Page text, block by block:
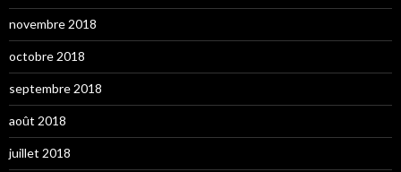
novembre 2018
octobre 2018
septembre 2018
août 2018
juillet 2018